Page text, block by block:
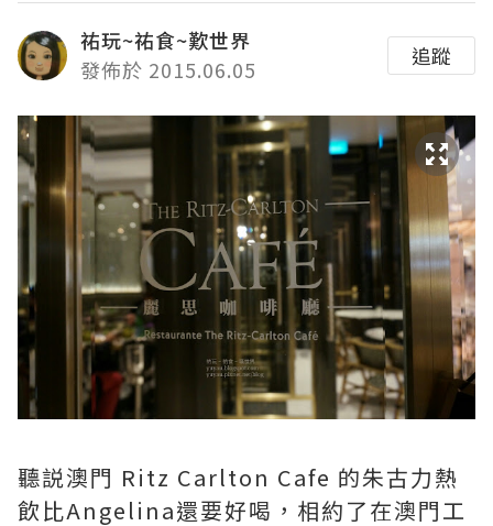
祐玩~祐食~歎世界
發佈於 2015.06.05
追蹤
聽説澳門 Ritz Carlton Cafe 的朱古力熱
飲比Angelina還要好喝，相約了在澳門工